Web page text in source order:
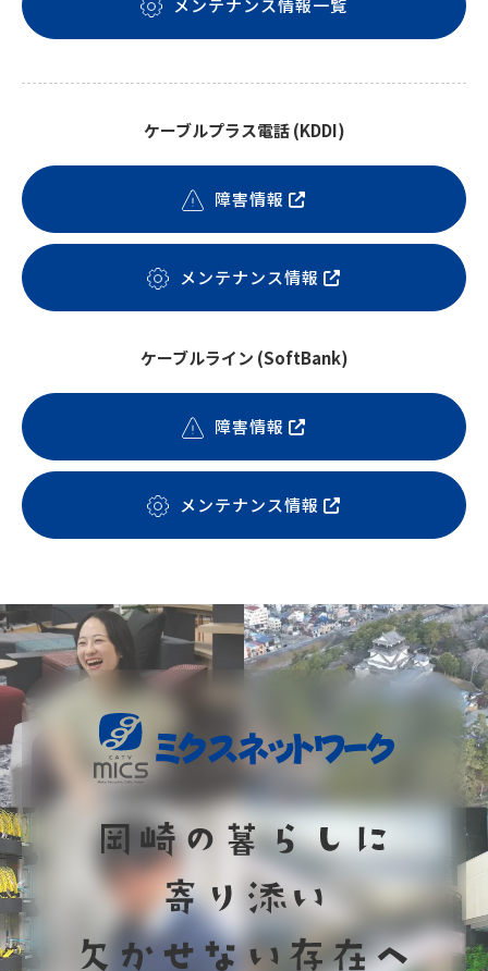
メンテナンス情報一覧
ケーブルプラス電話 (KDDI)
障害情報
メンテナンス情報
ケーブルライン (SoftBank)
障害情報
メンテナンス情報